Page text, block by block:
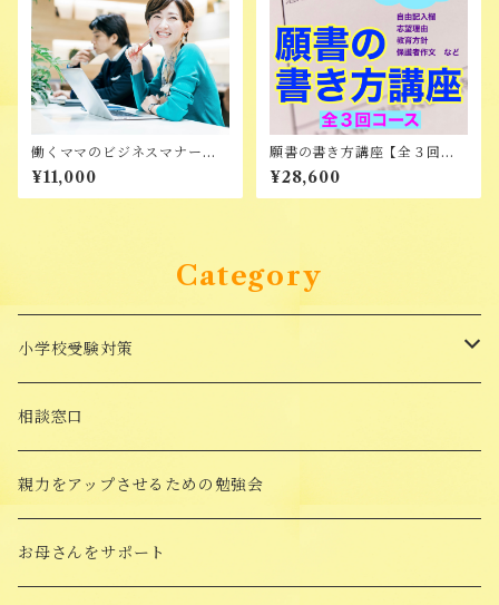
働くママのビジネスマナー講
座
¥11,000
願書の書き方講座【全３回コ
ース】
¥28,600
Category
小学校受験対策
面接対策講座
受験対策Goods
願書添削
相談窓口
親力をアップさせるための勉強会
お母さんをサポート